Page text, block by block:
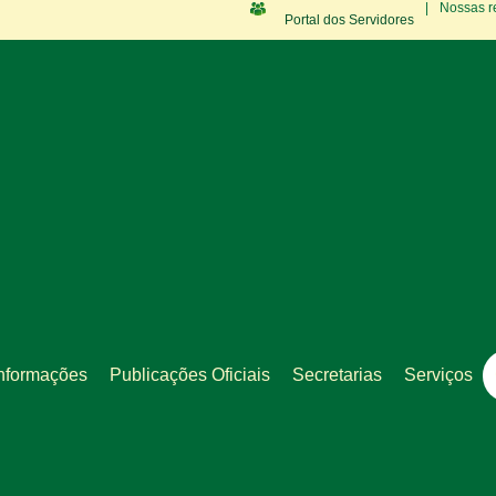
Portal dos Servidores
Nossas
Publicações Oficiais Secretarias Serviços